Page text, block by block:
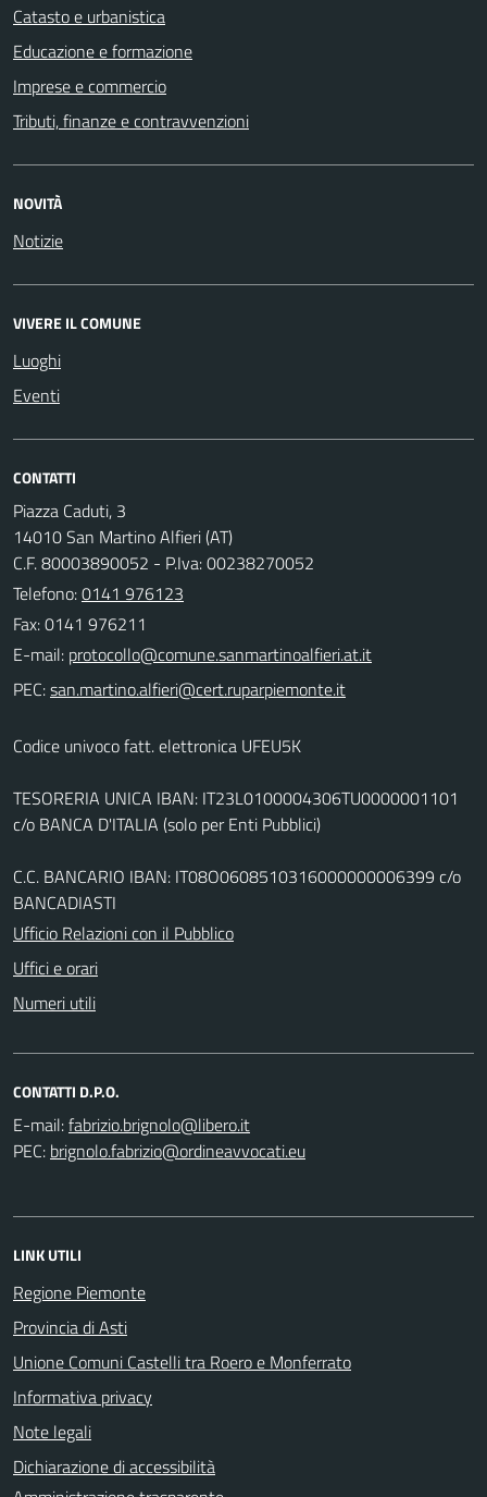
Catasto e urbanistica
Educazione e formazione
Imprese e commercio
Tributi, finanze e contravvenzioni
NOVITÀ
Notizie
VIVERE IL COMUNE
Luoghi
Eventi
CONTATTI
Piazza Caduti, 3
14010 San Martino Alfieri (AT)
C.F. 80003890052 - P.Iva: 00238270052
Telefono:0141 976123
Fax: 0141 976211
E-mail:
PEC:
Codice univoco fatt. elettronica UFEU5K
TESORERIA UNICA IBAN: IT23L0100004306TU0000001101
c/o BANCA D'ITALIA (solo per Enti Pubblici)
C.C. BANCARIO IBAN: IT08O0608510316000000006399 c/o
BANCADIASTI
Ufficio Relazioni con il Pubblico
Uffici e orari
Numeri utili
CONTATTI D.P.O.
E-mail:
PEC:
LINK UTILI
Regione Piemonte
Provincia di Asti
Unione Comuni Castelli tra Roero e Monferrato
Informativa privacy
Note legali
Dichiarazione di accessibilità